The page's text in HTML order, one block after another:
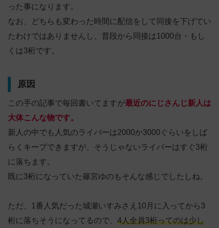
った事になります。
なお、どちらも変わった時間に配信をして同接を下げてい
たわけではありませんし、普段から同接は1000台・もし
くは3桁です。
原因
この手の記事で毎回書いてますが最近のにじさんじ新人は
大体こんな物です。
新人の中でも人気のライバーは2000か3000ぐらいをしば
らくキープできますが、そうじゃないライバーはすぐ3桁
に落ちます。
既に3桁になっていた篠宮ゆのもそんな感じでしたしね。
ただ、1番人気だった城瀬いすみさえ10月に入ってから3
桁に落ちそうになってるので、 4人全員3桁ってのは少し